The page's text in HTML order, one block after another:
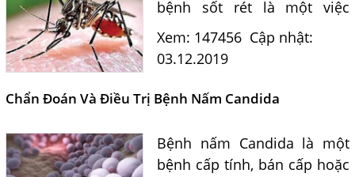
bệnh sốt rét là một việc
quan trọng vì giúp phát hiện
bệnh sớm, chọn lựa thuốc
bệnh diễn tiến nặng dẫn...
Xem: 147456 Cập nhật:
03.12.2019
Chẩn Đoán Và Điều Trị Bệnh Nấm Candida
Bệnh nấm Candida là một
bệnh cấp tính, bán cấp hoặc
Một Số Điều Cần Biết Về Ký Sinh Trùng Demodex Trên Da
Người